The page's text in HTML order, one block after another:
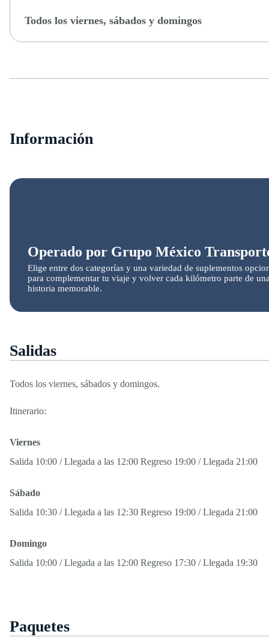
Todos los viernes, sábados y domingos
Información
Operado por Grupo México
Elige entre dos categorías y una variedad de suplementos
para complementar tu viaje y volver cada kilómetro parte de
historia memorable.
Salidas
Todos los viernes, sábados y domingos.
Itinerario:
Viernes
Salida 10:00 / Llegada a las 12:00 Regreso 19:00 / Llegada 21:00
Sábado
Salida 10:30 / Llegada a las 12:30 Regreso 19:00 / Llegada 21:00
Domingo
Salida 10:00 / Llegada a las 12:00 Regreso 17:30 / Llegada 19:30
Paquetes